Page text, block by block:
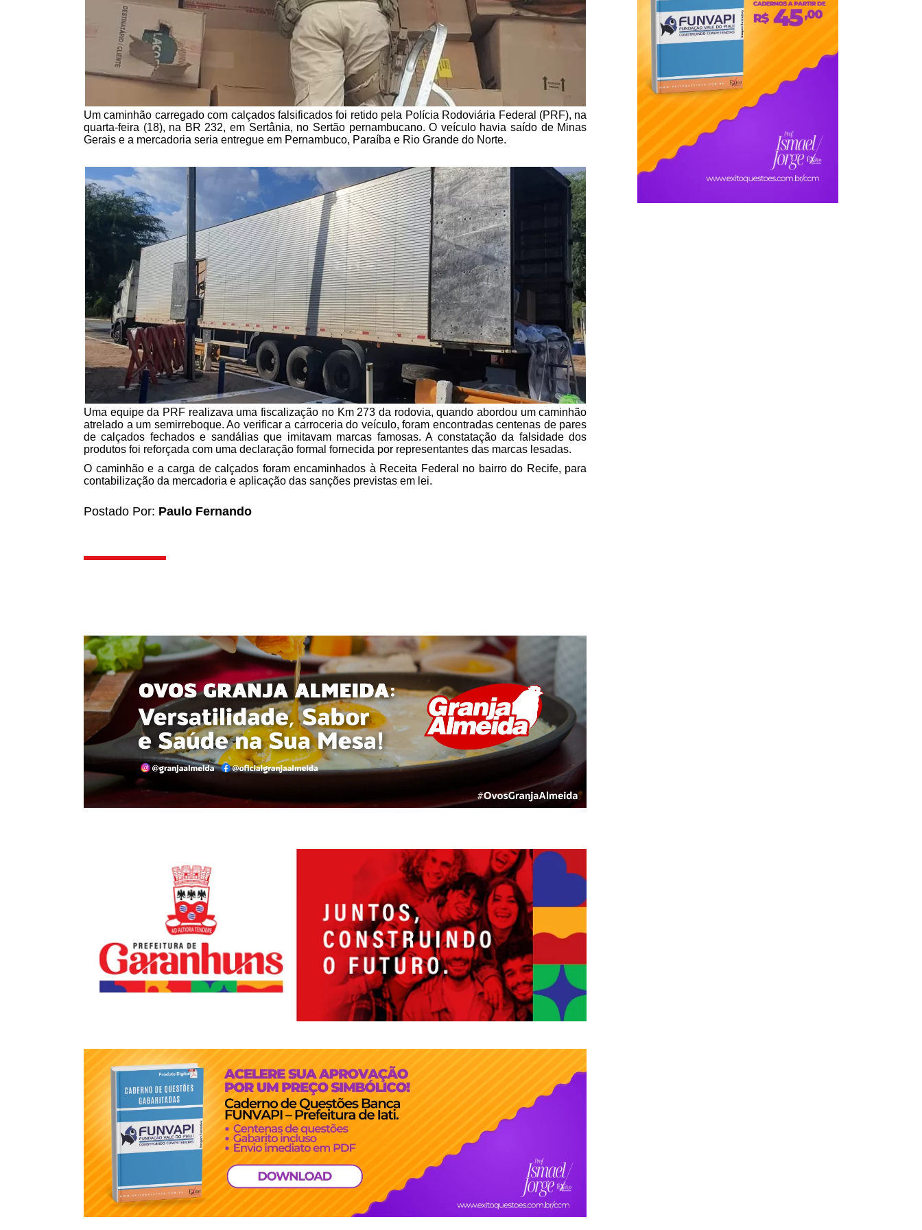
Um caminhão carregado com calçados falsificados foi retido pela Polícia Rodoviária Federal (PRF), na
quarta-feira (18), na BR 232, em Sertânia, no Sertão pernambucano. O veículo havia saído de Minas
Gerais e a mercadoria seria entregue em Pernambuco, Paraíba e Rio Grande do Norte.
Uma equipe da PRF realizava uma fiscalização no Km 273 da rodovia, quando abordou um caminhão
atrelado a um semirreboque. Ao verificar a carroceria do veículo, foram encontradas centenas de pares
de calçados fechados e sandálias que imitavam marcas famosas. A constatação da falsidade dos
produtos foi reforçada com uma declaração formal fornecida por representantes das marcas lesadas.
O caminhão e a carga de calçados foram encaminhados à Receita Federal no bairro do Recife, para
contabilização da mercadoria e aplicação das sanções previstas em lei.
Postado Por: Paulo Fernando